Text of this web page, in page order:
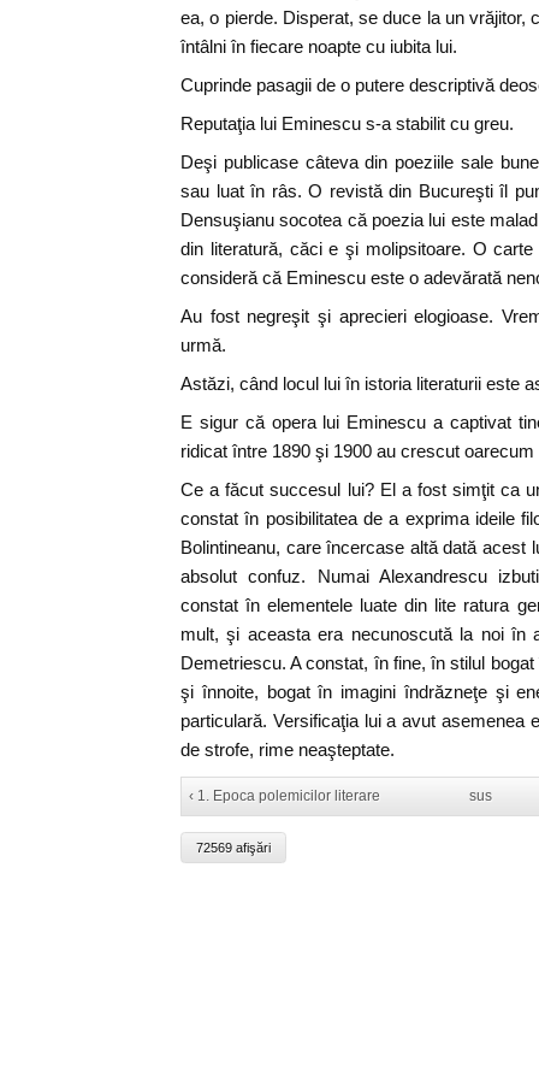
ea, o pierde. Disperat, se duce la un vrăjitor,
întâlni în fiecare noapte cu iubita lui.
Cuprinde pasagii de o putere descriptivă
Reputaţia lui Eminescu s-a stabilit cu greu.
Deşi publicase câteva din poeziile sale
sau luat în râs. O revistă din Bucureşti îl
Densuşianu socotea că poezia lui este
din literatură, căci e şi molipsitoare. O
consideră că Eminescu este o adevărată
Au fost negreşit şi aprecieri elogioase.
urmă.
Astăzi, când locul lui în istoria literaturii este
E sigur că opera lui Eminescu a captivat
ridicat între 1890 şi 1900 au crescut oarecum
Ce a făcut succesul lui? El a fost simţit ca
constat în posibilitatea de a exprima ideile
Bolintineanu, care încercase altă dată acest
absolut confuz. Numai Alexandrescu
constat în elementele luate din lite ratura
mult, şi aceasta era necunoscută la noi în
Demetriescu. A constat, în fine, în stilul
şi înnoite, bogat în imagini îndrăzneţe şi
particulară. Versificaţia lui a avut asemenea
de strofe, rime neaşteptate.
‹ 1. Epoca polemicilor literare sus
72569 afişări